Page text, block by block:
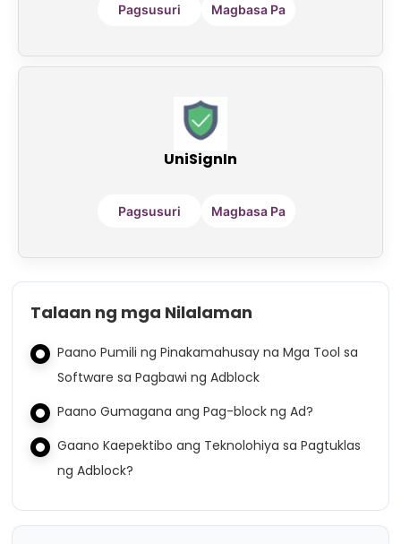
Pagsusuri Magbasa Pa
UniSignIn
Pagsusuri Magbasa Pa
Talaan ng mga Nilalaman
Paano Pumili ng Pinakamahusay na Mga Tool sa
Software sa Pagbawi ng Adblock
Paano Gumagana ang Pag-block ng Ad?
Gaano Kaepektibo ang Teknolohiya sa Pagtuklas
ng Adblock?